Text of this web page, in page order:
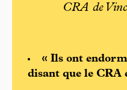
CRA de
« Ils ont
disant que le CRA